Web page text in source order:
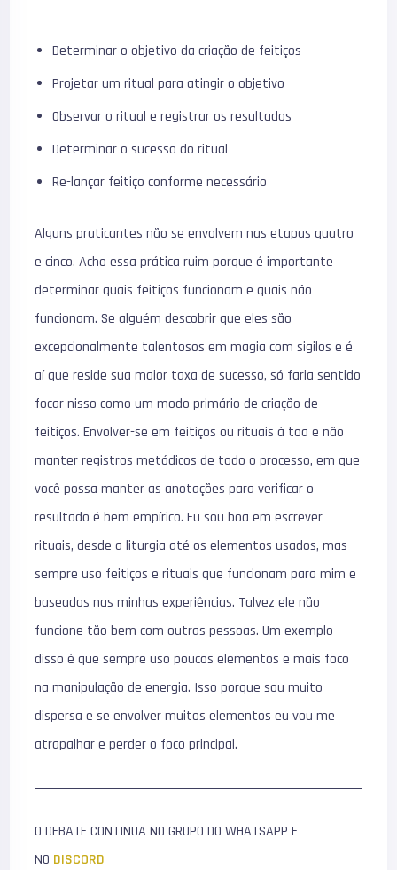
Determinar o objetivo da criação de feitiços
Projetar um ritual para atingir o objetivo
Observar o ritual e registrar os resultados
Determinar o sucesso do ritual
Re-lançar feitiço conforme necessário
Alguns praticantes não se envolvem nas etapas quatro
e cinco. Acho essa prática ruim porque é importante
determinar quais feitiços funcionam e quais não
funcionam. Se alguém descobrir que eles são
excepcionalmente talentosos em magia com sigilos e é
aí que reside sua maior taxa de sucesso, só faria sentido
focar nisso como um modo primário de criação de
feitiços. Envolver-se em feitiços ou rituais à toa e não
manter registros metódicos de todo o processo, em que
você possa manter as anotações para verificar o
resultado é bem empírico. Eu sou boa em escrever
rituais, desde a liturgia até os elementos usados, mas
sempre uso feitiços e rituais que funcionam para mim e
baseados nas minhas experiências. Talvez ele não
funcione tão bem com outras pessoas. Um exemplo
disso é que sempre uso poucos elementos e mais foco
na manipulação de energia. Isso porque sou muito
dispersa e se envolver muitos elementos eu vou me
atrapalhar e perder o foco principal.
O DEBATE CONTINUA NO GRUPO DO WHATSAPP E
NO DISCORD